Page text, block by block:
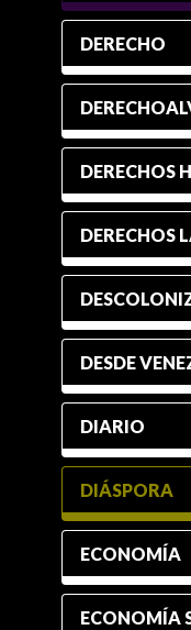
DERECHO
DERECHOS
DERECHOS
DESDE
DIARIO
DIÁSPORA
ECONOMÍA
ECONOMÍA